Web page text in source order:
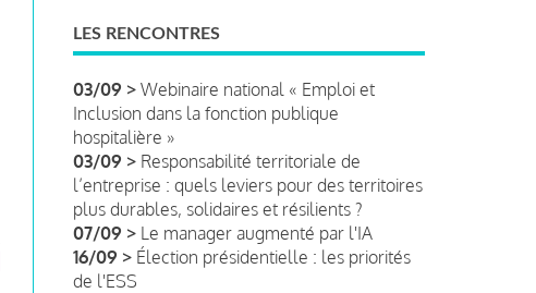
LES RENCONTRES
03/09 > Webinaire national « Emploi et
Inclusion dans la fonction publique
hospitalière »
03/09 > Responsabilité territoriale de
l’entreprise : quels leviers pour des territoires
plus durables, solidaires et résilients ?
07/09 > Le manager augmenté par l'IA
16/09 > Élection présidentielle : les priorités
de l'ESS